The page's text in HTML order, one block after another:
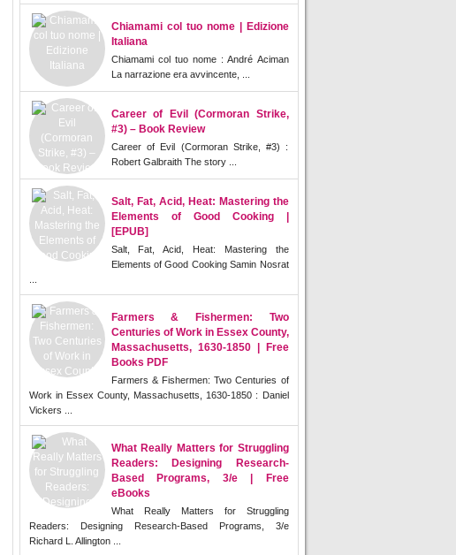
Chiamami col tuo nome | Edizione
Italiana
Chiamami col tuo nome : André Aciman
La narrazione era avvincente, ...
Career of Evil (Cormoran Strike,
#3) – Book Review
Career of Evil (Cormoran Strike, #3) :
Robert Galbraith The story ...
Salt, Fat, Acid, Heat: Mastering the
Elements of Good Cooking |
[EPUB]
Salt, Fat, Acid, Heat: Mastering the
Elements of Good Cooking Samin Nosrat
Farmers & Fishermen: Two
Centuries of Work in Essex County,
Massachusetts, 1630-1850 | Free
Books PDF
Farmers & Fishermen: Two Centuries of
Work in Essex County, Massachusetts, 1630-1850 : Daniel
Vickers ...
What Really Matters for Struggling
Readers: Designing Research-
Based Programs, 3/e | Free
eBooks
What Really Matters for Struggling
Readers: Designing Research-Based Programs, 3/e
Richard L. Allington ...